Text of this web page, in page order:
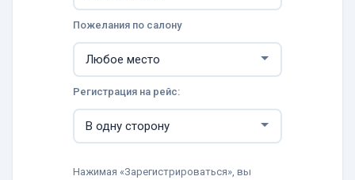
Пожелания по салону
Регистрация на рейс:
Нажимая «Зарегистрироваться», вы